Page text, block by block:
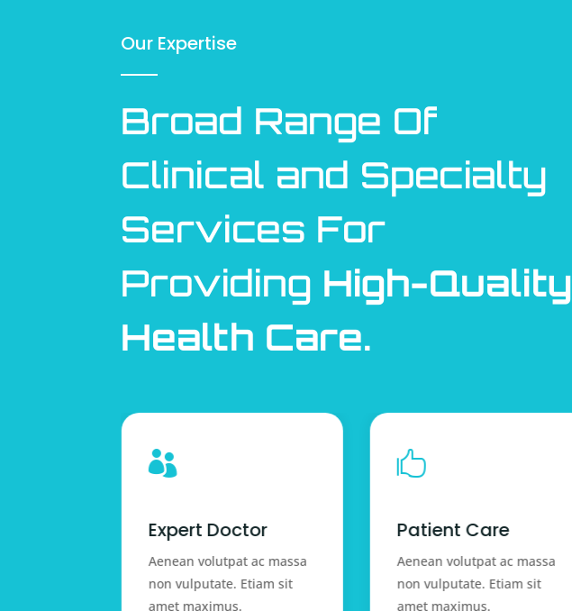
Our Expertise
Broad Range Of
Clinical and Specialty
Services For
Providing High-Quality
Health Care.

Expert Doctor
Aenean volutpat ac massa
non vulputate. Etiam sit
amet maximus.

Patient Care
Aenean volutpat ac massa
non vulputate. Etiam sit
amet maximus.